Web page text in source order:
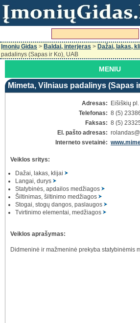
Įmonių Gidas > Baldai, interjeras > Dažai, lakas,
padalinys (Sapas ir Ko), UAB
MENIU
Mimeta, Vilniaus padalinys (Sapas
Adresas:
Eišiškių
Telefonas: 8 (5)
Faksas: 8 (5)
El. pašto adresas: rolandas
Interneto svetainė:
Veiklos sritys:
Dažai, lakas, klijai
Langai, durys
Statybinės, apdailos medžiagos
Šiltinimas, šiltinimo medžiagos
Stogai, stogų dangos, paslaugos
Tvirtinimo elementai, medžiagos
Veiklos aprašymas:
Didmeninė ir mažmeninė prekyba statybinėmis